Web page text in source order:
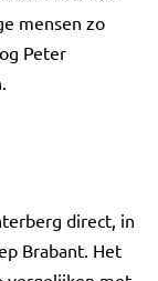
mensen zo
Peter
direct, in
Brabant. Het